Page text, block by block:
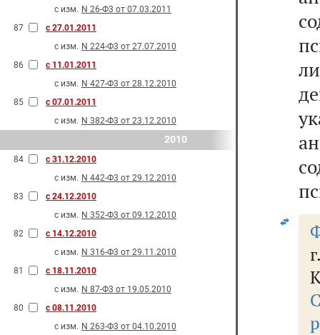
с изм. N 26-Ф3 от 07.03.2011
87
с 27.01.2011
с изм. N 224-Ф3 от 27.07.2010
86
с 11.01.2011
с изм. N 427-Ф3 от 28.12.2010
85
с 07.01.2011
с изм. N 382-Ф3 от 23.12.2010
2010
84
с 31.12.2010
с изм. N 442-Ф3 от 29.12.2010
83
с 24.12.2010
с изм. N 352-Ф3 от 09.12.2010
82
с 14.12.2010
с изм. N 316-Ф3 от 29.11.2010
81
с 18.11.2010
с изм. N 87-Ф3 от 19.05.2010
80
с 08.11.2010
с изм. N 263-Ф3 от 04.10.2010